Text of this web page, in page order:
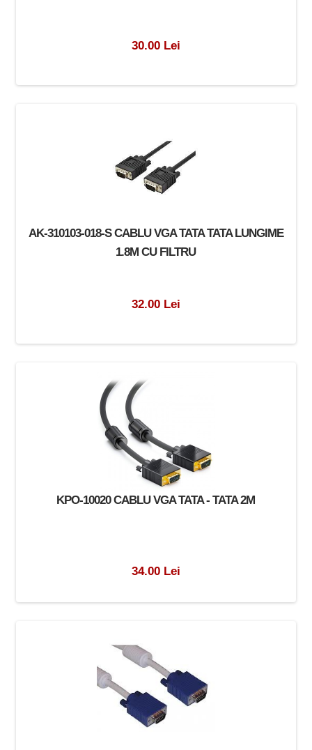
30.00 Lei
AK-310103-018-S CABLU VGA TATA TATA LUNGIME
1.8M CU FILTRU
32.00 Lei
KPO-10020 CABLU VGA TATA - TATA 2M
34.00 Lei